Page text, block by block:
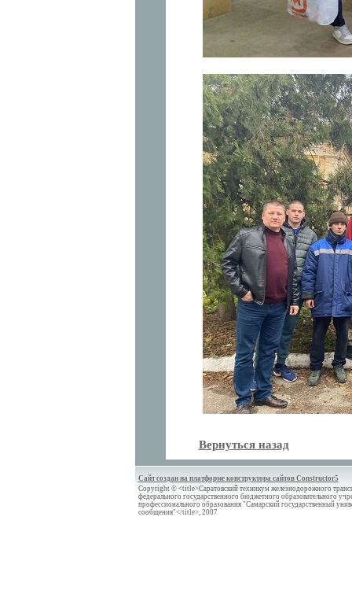
Вернуться назад
Copyright © <title>Саратовский техникум железнодорожного
федерального государственного бюджетного образовательного
профессионального образования "Самарский государственный
сообщения"</title>, 2007
Сайт создан на платформе конструктора сайтов Constructor5